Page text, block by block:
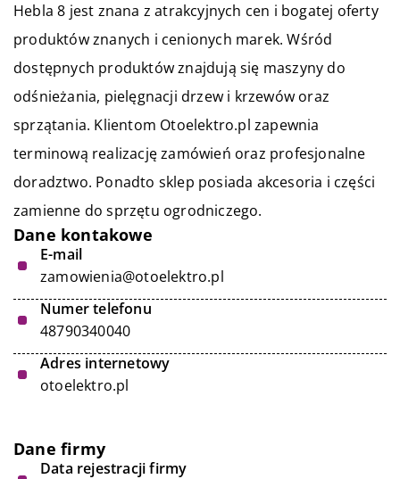
Hebla 8 jest znana z atrakcyjnych cen i bogatej oferty
produktów znanych i cenionych marek. Wśród
dostępnych produktów znajdują się maszyny do
odśnieżania, pielęgnacji drzew i krzewów oraz
sprzątania. Klientom Otoelektro.pl zapewnia
terminową realizację zamówień oraz profesjonalne
doradztwo. Ponadto sklep posiada akcesoria i części
zamienne do sprzętu ogrodniczego.
Dane kontakowe
E-mail
zamowienia@otoelektro.pl
Numer telefonu
48790340040
Adres internetowy
otoelektro.pl
Dane firmy
Data rejestracji firmy